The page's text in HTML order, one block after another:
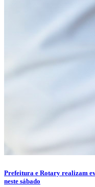
Prefeitura e Rotary realizam
neste sábado